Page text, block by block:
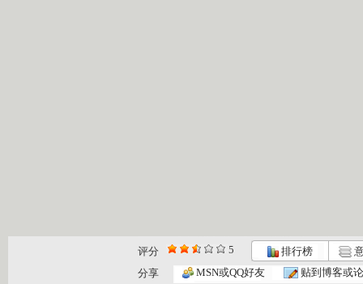
评分 5 排行榜
分享
MSN或QQ好友 贴到博客或